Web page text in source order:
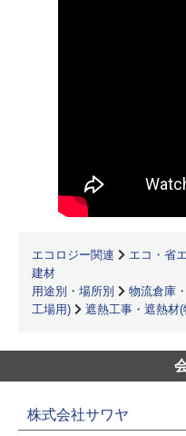
エコロジー関連 エコ・省
建材
用途別・場所別
物流倉庫
工場用)
遮熱工事・遮熱材
株式会社サワヤ